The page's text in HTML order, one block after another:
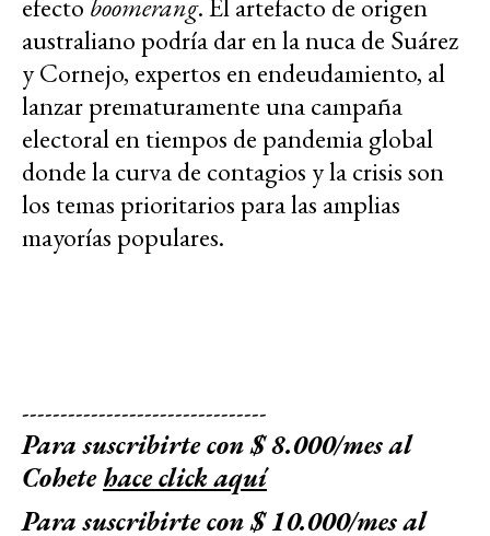
efecto boomerang. El artefacto de origen
australiano podría dar en la nuca de Suárez
y Cornejo, expertos en endeudamiento, al
lanzar prematuramente una campaña
electoral en tiempos de pandemia global
donde la curva de contagios y la crisis son
los temas prioritarios para las amplias
mayorías populares.
--------------------------------
Para suscribirte con $ 8.000/mes al
Cohetehace click aquí
Para suscribirte con $ 10.000/mes al